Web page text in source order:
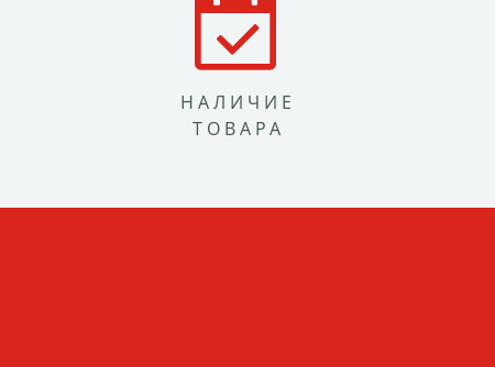
НАЛИЧИЕ
ТОВАРА